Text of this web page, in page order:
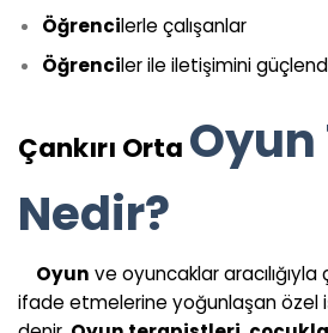
Öğrencilerle çalışanlar
Öğrenciler ile iletişimini
Çankırı Orta
Nedir?
Oyun ve oyuncaklar aracılığıyla
ifade etmelerine yoğunlaşan özel